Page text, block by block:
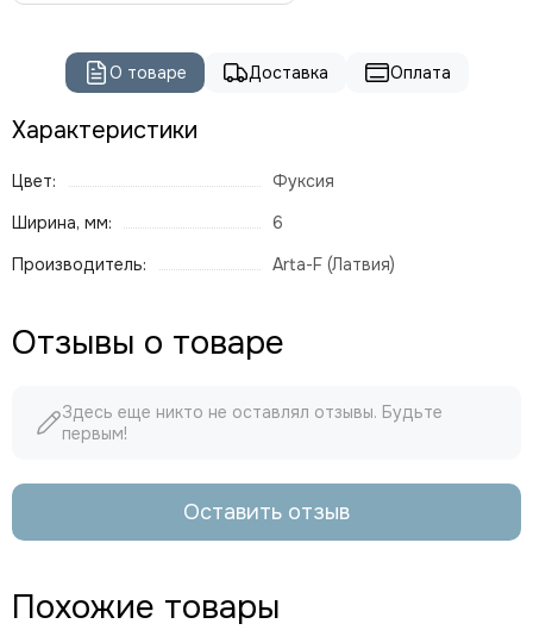
О товаре Доставка Оплата
Характеристики
Цвет:
Фуксия
Ширина, мм:
6
Производитель:
Arta-F (Латвия)
Отзывы о товаре
Здесь еще никто не оставлял отзывы. Будьте
первым!
Оставить отзыв
Похожие товары